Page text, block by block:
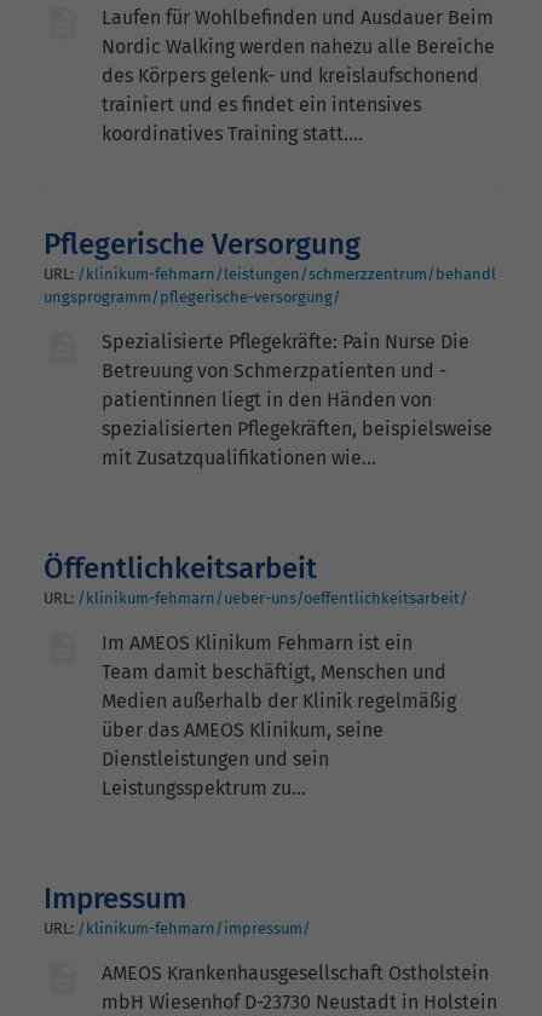
Laufen für Wohlbefinden und Ausdauer Beim
Nordic Walking werden nahezu alle Bereiche
des Körpers gelenk- und kreislaufschonend
trainiert und es findet ein intensives
koordinatives Training statt.…
Pflegerische Versorgung
URL: /klinikum-fehmarn/leistungen/schmerzzentrum/behandl
ungsprogramm/pflegerische-versorgung/
Spezialisierte Pflegekräfte: Pain Nurse Die
Betreuung von Schmerzpatienten und -
patientinnen liegt in den Händen von
spezialisierten Pflegekräften, beispielsweise
mit Zusatzqualifikationen wie…
Öffentlichkeitsarbeit
URL: /klinikum-fehmarn/ueber-uns/oeffentlichkeitsarbeit/
Im AMEOS Klinikum Fehmarn ist ein
Team damit beschäftigt, Menschen und
Medien außerhalb der Klinik regelmäßig
über das AMEOS Klinikum, seine
Dienstleistungen und sein
Leistungsspektrum zu…
Impressum
URL: /klinikum-fehmarn/impressum/
AMEOS Krankenhausgesellschaft Ostholstein
mbH Wiesenhof D-23730 Neustadt in Holstein